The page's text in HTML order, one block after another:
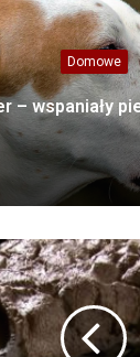
Blogi
jadowite
10